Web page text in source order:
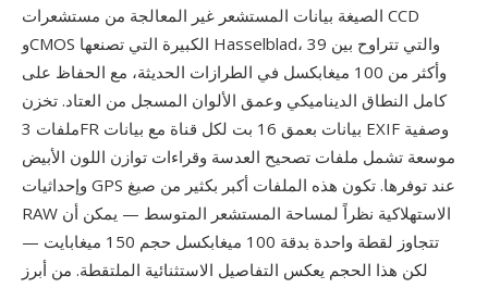
الصيغة بيانات المستشعر غير المعالجة من مستشعرات CCD
وCMOS الكبيرة التي تصنعها Hasselblad، والتي تتراوح بين 39
وأكثر من 100 ميغابكسل في الطرازات الحديثة، مع الحفاظ على
كامل النطاق الديناميكي وعمق الألوان المسجل من العتاد. تخزن
ملفات 3FR بيانات بعمق 16 بت لكل قناة مع بيانات EXIF وصفية
موسعة تشمل ملفات تصحيح العدسة وقراءات توازن اللون الأبيض
وإحداثيات GPS عند توفرها. تكون هذه الملفات أكبر بكثير من صيغ
RAW الاستهلاكية نظراً لمساحة المستشعر المتوسط — يمكن أن
تتجاوز لقطة واحدة بدقة 100 ميغابكسل حجم 150 ميغابايت —
لكن هذا الحجم يعكس التفاصيل الاستثنائية الملتقطة. من أبرز